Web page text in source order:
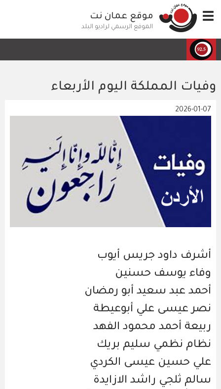
إلى
المحتوى
الرئيسي
Toggle
navigation
موقع عمان نت
الموقع الرسمي لراديو البلد
وفيات المملكة اليوم الأربعاء
2026-01-07
أشرف داود جريس أيوب
وفاء يوسف حسنين
أحمد عبد سعيد أبو رمضان
نصر عيسى علي أبوعيطة
ربيعة أحمد محمود الفهد
نظام نظمي سليم بريك
علي حسين عيسى الكردي
سالم ثلجي راشد الازايدة